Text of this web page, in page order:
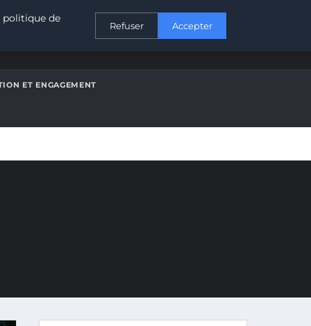
CONTACT
ET ENGAGEMENT
politique de
Refuser Accepter